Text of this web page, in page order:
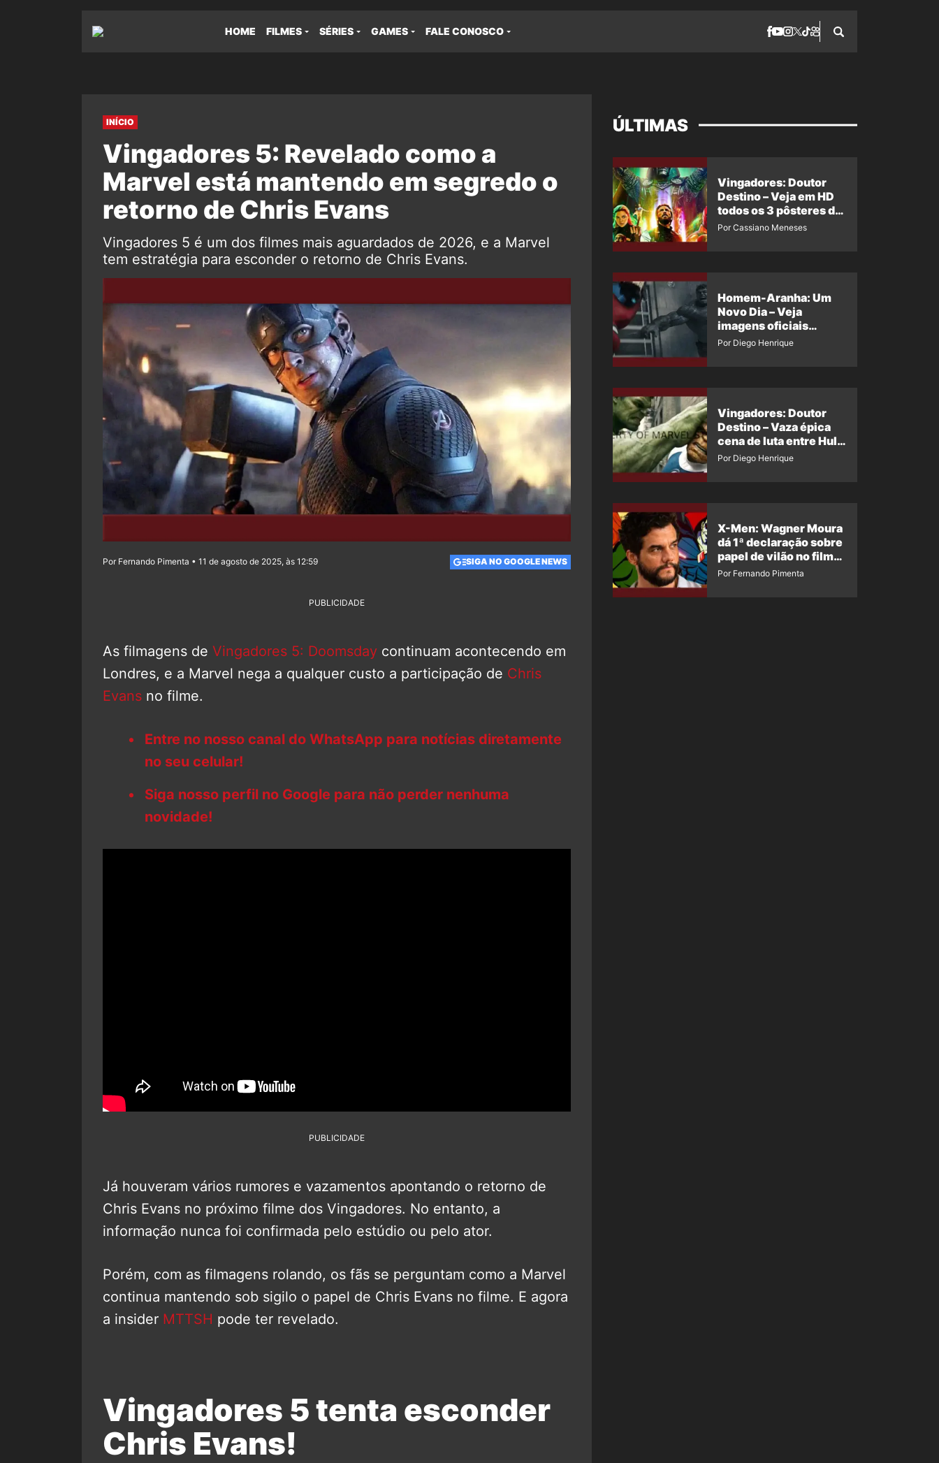
HOME FILMES SÉRIES GAMES FALE CONOSCO
INÍCIO
Vingadores 5: Revelado como a
Marvel está mantendo em segredo o
retorno de Chris Evans
Vingadores 5 é um dos filmes mais aguardados de 2026, e a Marvel
tem estratégia para esconder o retorno de Chris Evans.
Por Fernando Pimenta • 11 de agosto de 2025, às 12:59 SIGA NO GOOGLE NEWS
PUBLICIDADE
As filmagens de Vingadores 5: Doomsday continuam acontecendo em
Londres, e a Marvel nega a qualquer custo a participação de Chris
Evans no filme.
Entre no nosso canal do WhatsApp para notícias diretamente
no seu celular!
Siga nosso perfil no Google para não perder nenhuma
novidade!
PUBLICIDADE
Já houveram vários rumores e vazamentos apontando o retorno de
Chris Evans no próximo filme dos Vingadores. No entanto, a
informação nunca foi confirmada pelo estúdio ou pelo ator.
Porém, com as filmagens rolando, os fãs se perguntam como a Marvel
continua mantendo sob sigilo o papel de Chris Evans no filme. E agora
a insider MTTSH pode ter revelado.
Vingadores 5 tenta esconder
Chris Evans!
ÚLTIMAS
Vingadores: Doutor
Destino – Veja em HD
todos os 3 pôsteres de
‘Doomsday’ + 1 imagem
Por Cassiano Meneses
Homem-Aranha: Um
Novo Dia – Veja
imagens oficiais
descartadas do Hulk
Por Diego Henrique
Vingadores: Doutor
Destino – Vaza épica
cena de luta entre Hulk
e o Coisa
Por Diego Henrique
X-Men: Wagner Moura
dá 1ª declaração sobre
papel de vilão no filme
da Marvel
Por Fernando Pimenta